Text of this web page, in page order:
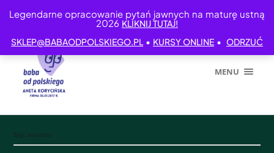
Legendarne opracowanie pytań jawnych na maturę ustną
2026 KLIKNIJ TUTAJ!
SKLEP@BABAODPOLSKIEGO.PL • KURSY ONLINE • ODRZUĆ
MENU